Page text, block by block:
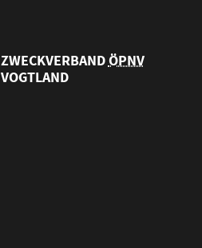
ZWECKVERBANDÖPNV
VOGTLAND